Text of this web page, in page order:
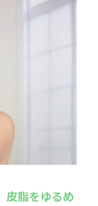
皮脂をゆるめ